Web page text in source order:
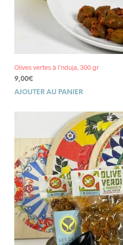
Olives vertes à l’nduja, 300 gr
9,00€
AJOUTER AU PANIER